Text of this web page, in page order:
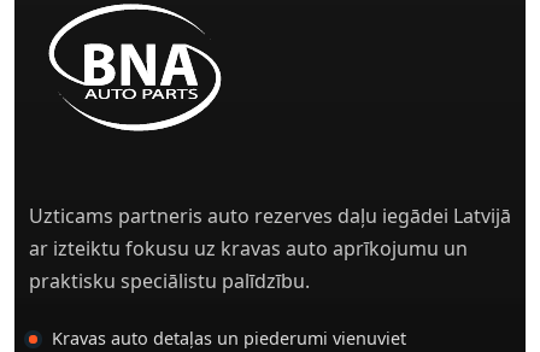
Uzticams partneris auto rezerves daļu iegādei Latvijā
ar izteiktu fokusu uz kravas auto aprīkojumu un
praktisku speciālistu palīdzību.
Kravas auto detaļas un piederumi vienuviet